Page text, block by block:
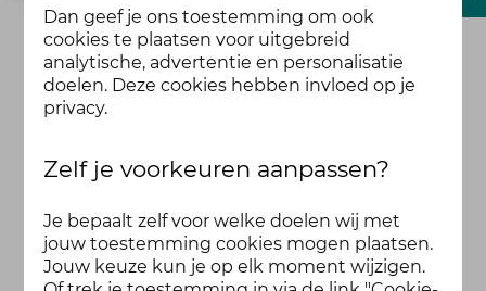
Dan geef je ons toestemming om ook
cookies te plaatsen voor uitgebreid
analytische, advertentie en personalisatie
doelen. Deze cookies hebben invloed op je
privacy.
Zelf je voorkeuren aanpassen?
Je bepaalt zelf voor welke doelen wij met
jouw toestemming cookies mogen plaatsen.
Jouw keuze kun je op elk moment wijzigen.